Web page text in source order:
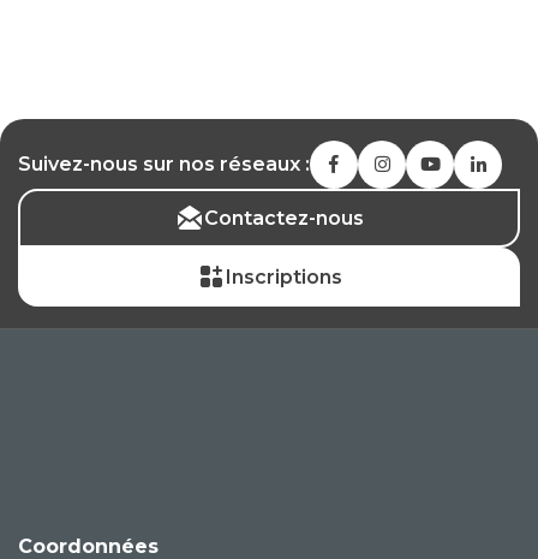
Suivez-nous sur nos réseaux :
Contactez-nous
Inscriptions
Coordonnées